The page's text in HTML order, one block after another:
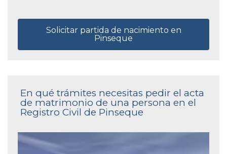
Solicitar partida de nacimiento en
Pinseque
En qué trámites necesitas pedir el acta
de matrimonio de una persona en el
Registro Civil de Pinseque